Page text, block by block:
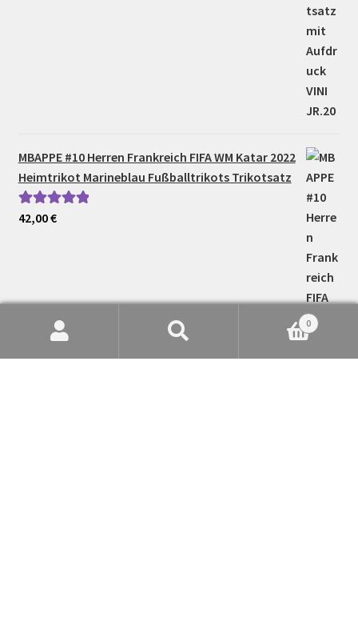
MBAPPE #10 Herren Frankreich FIFA WM Katar 2022
Heimtrikot Marineblau Fußballtrikots Trikotsatz
Bewertet mit
42,00€
nach:
0